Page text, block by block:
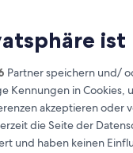
Partner speichern und/
Kennungen in Cookies,
akzeptieren oder
die Seite der
und haben keinen